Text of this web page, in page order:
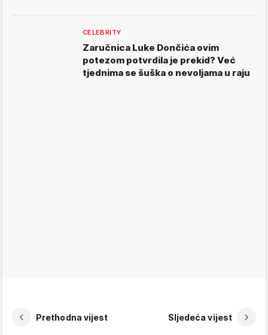
CELEBRITY
Zaručnica Luke Dončića ovim
potezom potvrdila je prekid? Već
tjednima se šuška o nevoljama u raju
Prethodna vijest Sljedeća vijest